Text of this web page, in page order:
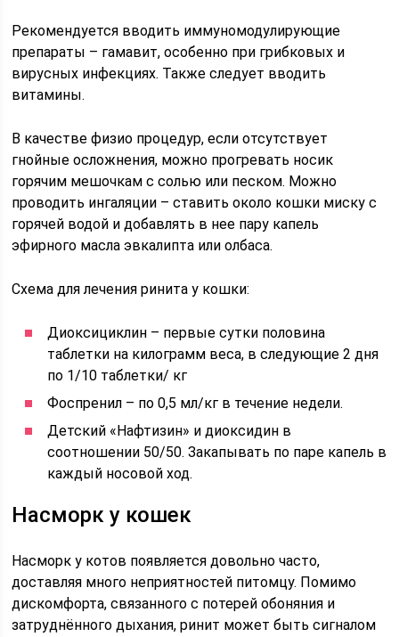
Рекомендуется вводить иммуномодулирующие
препараты – гамавит, особенно при грибковых и
вирусных инфекциях. Также следует вводить
витамины.
В качестве физио процедур, если отсутствует
гнойные осложнения, можно прогревать носик
горячим мешочкам с солью или песком. Можно
проводить ингаляции – ставить около кошки миску с
горячей водой и добавлять в нее пару капель
эфирного масла эвкалипта или олбаса.
Схема для лечения ринита у кошки:
Диоксициклин – первые сутки половина
таблетки на килограмм веса, в следующие 2 дня
по 1/10 таблетки/ кг
Фоспренил – по 0,5 мл/кг в течение недели.
Детский «Нафтизин» и диоксидин в
соотношении 50/50. Закапывать по паре капель в
каждый носовой ход.
Насморк у кошек
Насморк у котов появляется довольно часто,
доставляя много неприятностей питомцу. Помимо
дискомфорта, связанного с потерей обоняния и
затруднённого дыхания, ринит может быть сигналом